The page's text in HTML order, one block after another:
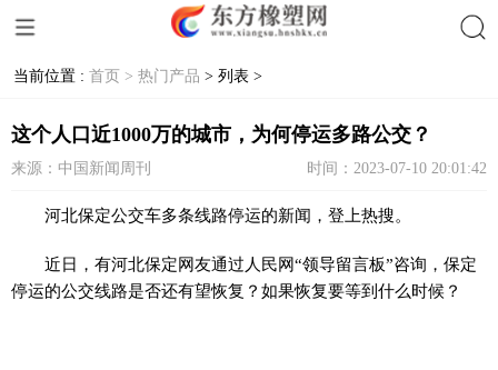
当前位置 : 首页 > 热门产品 > 列表 >
这个人口近1000万的城市，为何停运多路公交？
来源：中国新闻周刊 时间：2023-07-10 20:01:42
河北保定公交车多条线路停运的新闻，登上热搜。
近日，有河北保定网友通过人民网“领导留言板”咨询，保定
停运的公交线路是否还有望恢复？如果恢复要等到什么时候？